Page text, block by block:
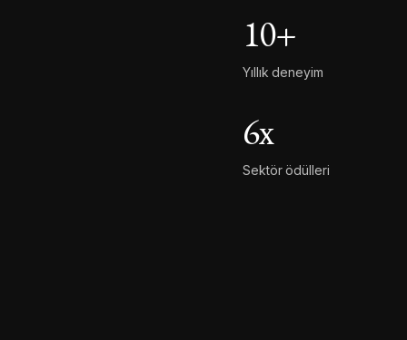
10+
Yıllık deneyim
6x
Sektör ödülleri